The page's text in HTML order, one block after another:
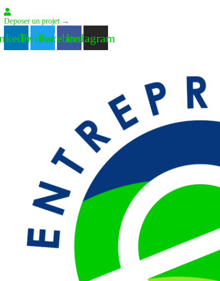
Deposer un projet →
TwitterFacebookInstagram